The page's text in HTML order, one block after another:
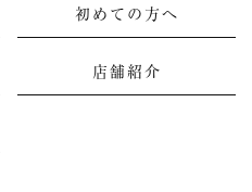
初めての方へ
店舗紹介